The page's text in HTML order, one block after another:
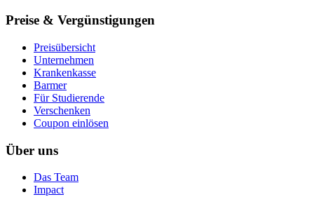
Preise & Vergünstigungen
Preisübersicht
Unternehmen
Krankenkasse
Barmer
Für Studierende
Ver­schen­ken
Coupon einlösen
Über uns
Das Team
Impact